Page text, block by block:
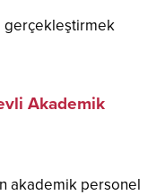
gerçekleştirmek
Akademik
akademik personel